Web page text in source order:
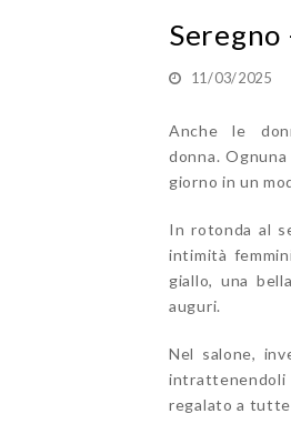
Seregno
11/03/2025
Anche le
donna.
giorno in un
In rotonda al
intimità
giallo, una
auguri.
Nel salone,
intrattenendoli
regalato a